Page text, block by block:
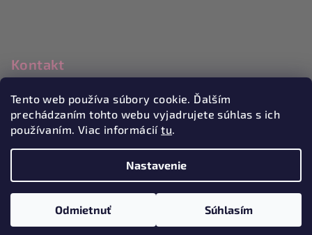
Tento web používa súbory cookie. Ďalším
prechádzaním tohto webu vyjadrujete súhlas s ich
používaním. Viac informáciítu.
Nastavenie
Odmietnuť Súhlasím
Kontakt
info@magneticlove.sk
0915 983 346
Upraviť nastavenie cookies
Vytvoril Shoptet